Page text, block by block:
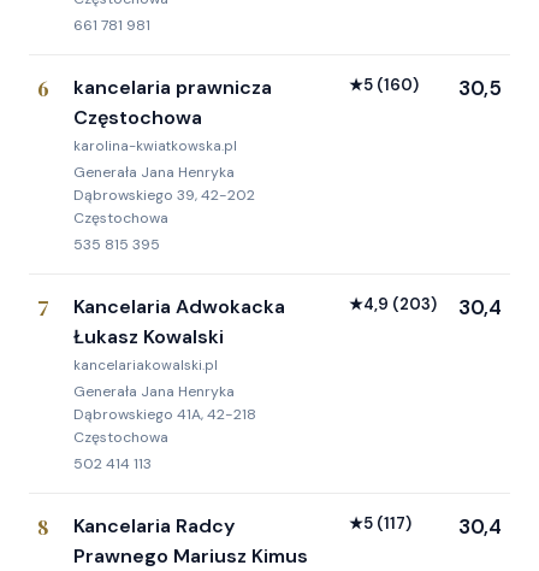
661 781 981
6
kancelaria prawnicza
Częstochowa
karolina-kwiatkowska.pl
Generała Jana Henryka
Dąbrowskiego 39, 42-202
Częstochowa
535 815 395
★5 (160) 30,5
7
Kancelaria Adwokacka
Łukasz Kowalski
kancelariakowalski.pl
Generała Jana Henryka
Dąbrowskiego 41A, 42-218
Częstochowa
502 414 113
★4,9 (203) 30,4
8
Kancelaria Radcy
Prawnego Mariusz Kimus
★5 (117) 30,4